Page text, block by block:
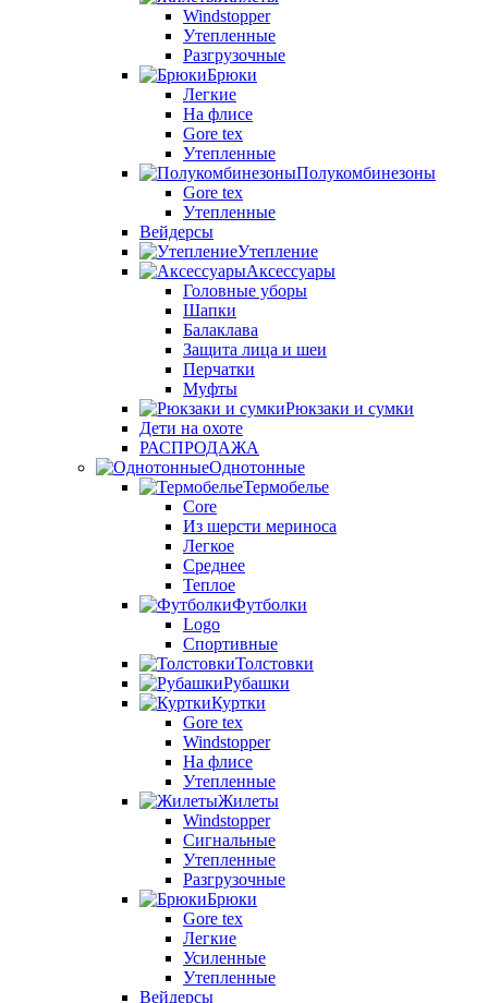
Windstopper
Утепленные
Разгрузочные
Брюки
Легкие
На флисе
Gore tex
Утепленные
Полукомбинезоны
Gore tex
Утепленные
Вейдерсы
Утепление
Аксессуары
Головные уборы
Шапки
Балаклава
Защита лица и шеи
Перчатки
Муфты
Рюкзаки и сумки
Дети на охоте
РАСПРОДАЖА
Однотонные
Термобелье
Core
Из шерсти мериноса
Легкое
Среднее
Теплое
Футболки
Logo
Спортивные
Толстовки
Рубашки
Куртки
Gore tex
Windstopper
На флисе
Утепленные
Жилеты
Windstopper
Сигнальные
Утепленные
Разгрузочные
Брюки
Gore tex
Легкие
Усиленные
Утепленные
Вейдерсы